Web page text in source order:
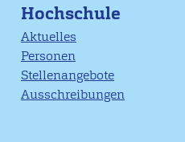
Hochschule
Aktuelles
Personen
Stellenangebote
Ausschreibungen